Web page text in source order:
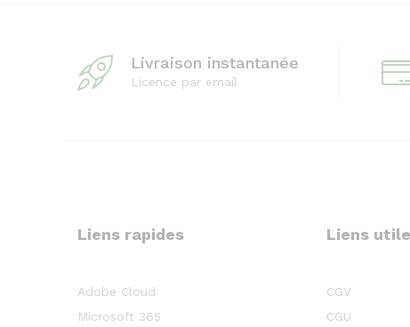
Livraison instantanée
Licence par email
Liens rapides
Adobe Cloud
Microsoft 365
Liens
CGV
CGU